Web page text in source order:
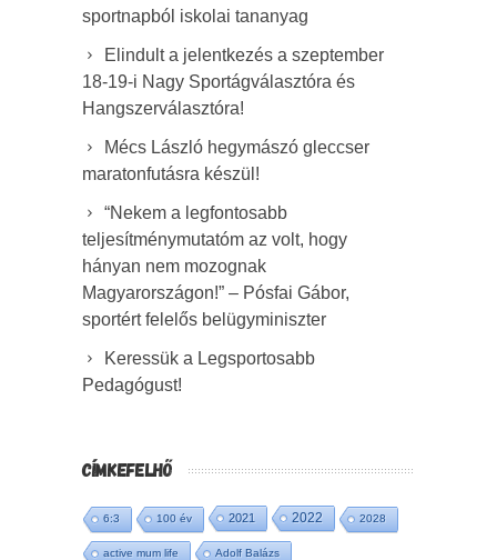
sportnapból iskolai tananyag
Elindult a jelentkezés a szeptember
18-19-i Nagy Sportágválasztóra és
Hangszerválasztóra!
Mécs László hegymászó gleccser
maratonfutásra készül!
“Nekem a legfontosabb
teljesítménymutatóm az volt, hogy
hányan nem mozognak
Magyarországon!” – Pósfai Gábor,
sportért felelős belügyminiszter
Keressük a Legsportosabb
Pedagógust!
CÍMKEFELHŐ
6:3 100 év 2021 2022 2028
active mum life Adolf Balázs